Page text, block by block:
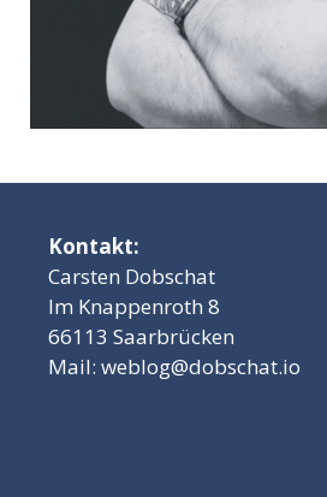
Kontakt:
Carsten Dobschat
Im Knappenroth 8
66113 Saarbrücken
Mail: weblog@dobschat.io